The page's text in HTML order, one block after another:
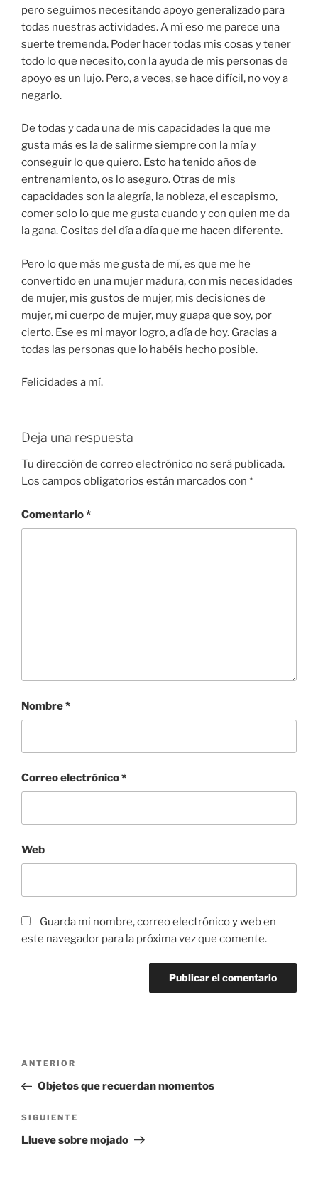
pero seguimos necesitando apoyo generalizado para
todas nuestras actividades. A mí eso me parece una
suerte tremenda. Poder hacer todas mis cosas y tener
todo lo que necesito, con la ayuda de mis personas de
apoyo es un lujo. Pero, a veces, se hace difícil, no voy a
negarlo.
De todas y cada una de mis capacidades la que me
gusta más es la de salirme siempre con la mía y
conseguir lo que quiero. Esto ha tenido años de
entrenamiento, os lo aseguro. Otras de mis
capacidades son la alegría, la nobleza, el escapismo,
comer solo lo que me gusta cuando y con quien me da
la gana. Cositas del día a día que me hacen diferente.
Pero lo que más me gusta de mí, es que me he
convertido en una mujer madura, con mis necesidades
de mujer, mis gustos de mujer, mis decisiones de
mujer, mi cuerpo de mujer, muy guapa que soy, por
cierto. Ese es mi mayor logro, a día de hoy. Gracias a
todas las personas que lo habéis hecho posible.
Felicidades a mí.
Deja una respuesta
Tu dirección de correo electrónico no será publicada.
Los campos obligatorios están marcados con *
Comentario*
Nombre*
Correo electrónico*
Web
Guarda mi nombre, correo electrónico y web en
este navegador para la próxima vez que comente.
Navegación
entradas
Entrada
anterior:
ANTERIOR
Objetos que recuerdan momentos
Siguiente
entrada
SIGUIENTE
Llueve sobre mojado